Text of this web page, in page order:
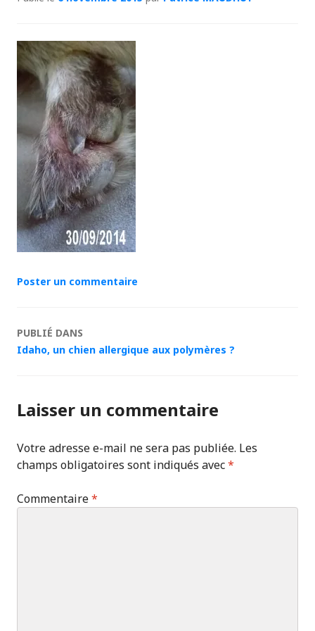
Poster un commentaire
Navigation
articles
PUBLIÉ DANS
Idaho, un chien allergique aux polymères ?
Laisser un commentaire
Votre adresse e-mail ne sera pas publiée. Les
champs obligatoires sont indiqués avec*
Commentaire*